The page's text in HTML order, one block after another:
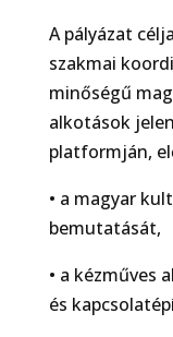
A pályázat
szakmai
minőségű
alkotások
platformján,
• a magyar
bemutatását,
• a kézműves
és